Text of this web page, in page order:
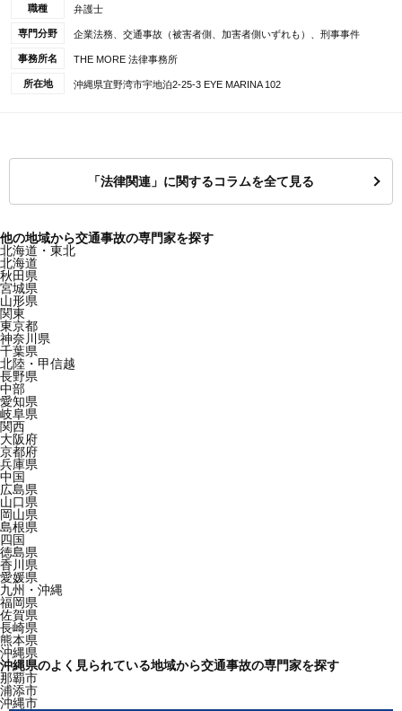
職種 弁護士
専門分野 企業法務、交通事故（被害者側、加害者側いずれも）、刑事事件
事務所名 THE MORE 法律事務所
所在地 沖縄県宜野湾市宇地泊2-25-3 EYE MARINA 102
「法律関連」に関するコラムを全て見る
他の地域から交通事故の専門家を探す
北海道・東北
北海道
秋田県
宮城県
山形県
関東
東京都
神奈川県
千葉県
北陸・甲信越
長野県
中部
愛知県
岐阜県
関西
大阪府
京都府
兵庫県
中国
広島県
山口県
岡山県
島根県
四国
徳島県
香川県
愛媛県
九州・沖縄
福岡県
佐賀県
長崎県
熊本県
沖縄県
沖縄県のよく見られている地域から交通事故の専門家を探す
那覇市
浦添市
沖縄市